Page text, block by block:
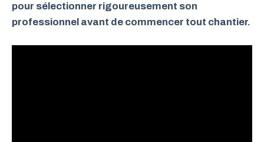
pour sélectionner rigoureusement son
professionnel avant de commencer tout chantier.